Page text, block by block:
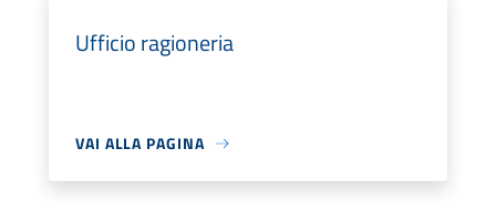
Ufficio ragioneria
VAI ALLA PAGINA